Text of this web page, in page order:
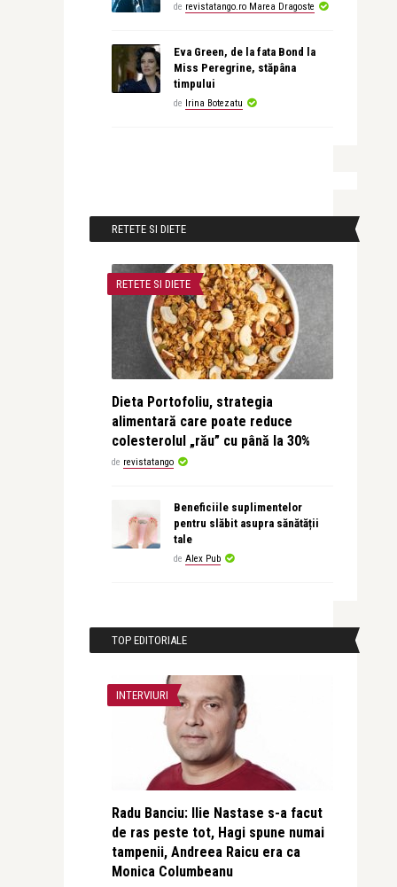
de revistatango.ro Marea Dragoste
Eva Green, de la fata Bond la
Miss Peregrine, stăpâna
timpului
de Irina Botezatu
RETETE SI DIETE
RETETE SI DIETE
Dieta Portofoliu, strategia
alimentară care poate reduce
colesterolul „rău” cu până la 30%
de revistatango
Beneficiile suplimentelor
pentru slăbit asupra sănătății
tale
de Alex Pub
TOP EDITORIALE
INTERVIURI
Radu Banciu: Ilie Nastase s-a facut
de ras peste tot, Hagi spune numai
tampenii, Andreea Raicu era ca
Monica Columbeanu